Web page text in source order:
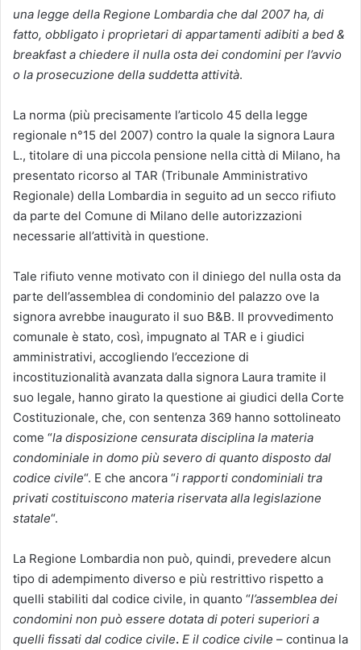
una legge della Regione Lombardia che dal 2007 ha, di
fatto, obbligato i proprietari di appartamenti adibiti a bed &
breakfast a chiedere il nulla osta dei condomini per l’avvio
o la prosecuzione della suddetta attività.
La norma (più precisamente l’articolo 45 della legge
regionale n°15 del 2007) contro la quale la signora Laura
L., titolare di una piccola pensione nella città di Milano, ha
presentato ricorso al TAR (Tribunale Amministrativo
Regionale) della Lombardia in seguito ad un secco rifiuto
da parte del Comune di Milano delle autorizzazioni
necessarie all’attività in questione.
Tale rifiuto venne motivato con il diniego del nulla osta da
parte dell’assemblea di condominio del palazzo ove la
signora avrebbe inaugurato il suo B&B. Il provvedimento
comunale è stato, così, impugnato al TAR e i giudici
amministrativi, accogliendo l’eccezione di
incostituzionalità avanzata dalla signora Laura tramite il
suo legale, hanno girato la questione ai giudici della Corte
Costituzionale, che, con sentenza 369 hanno sottolineato
come “la disposizione censurata disciplina la materia
condominiale in domo più severo di quanto disposto dal
codice civile“. E che ancora “i rapporti condominiali tra
privati costituiscono materia riservata alla legislazione
statale“.
La Regione Lombardia non può, quindi, prevedere alcun
tipo di adempimento diverso e più restrittivo rispetto a
quelli stabiliti dal codice civile, in quanto “l’assemblea dei
condomini non può essere dotata di poteri superiori a
quelli fissati dal codice civile. E il codice civile – continua la